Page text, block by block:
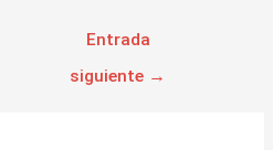
Entrada
siguiente →